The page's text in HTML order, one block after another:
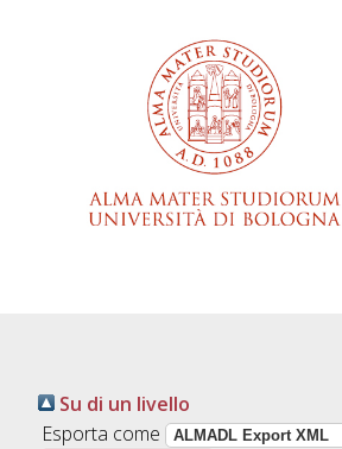
Su di un livello
Esporta come